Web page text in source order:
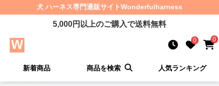
犬 ハーネス専門通販サイトWonderfulharness
5,000円以上のご購入で送料無料
0 0
新着商品 商品を検索 人気ランキング